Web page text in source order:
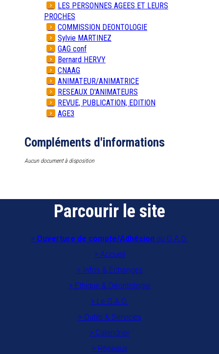
LES PERSONNES AGEES ET LEURS
PROCHES
COMMISSION DEONTOLOGIE
Sylvie MARTINEZ
GAG conf
Bernard HERVY
CNAAG
ANIMATEUR/ANIMATRICE
RESEAUX D'ANIMATEURS
REVUE, PUBLICATION, EDITION
AGE3
Compléments d'informations
Aucun document à disposition
Parcourir le site
Ouverture de compte/Adhésion au G.A.G.
Accueil
Infos & Echanges
Ethique & Déontologie
Le G.A.G.
Outils & Services
Calendrier
Réseaux